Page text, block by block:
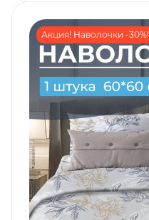
Акция! Наволочки -30%!